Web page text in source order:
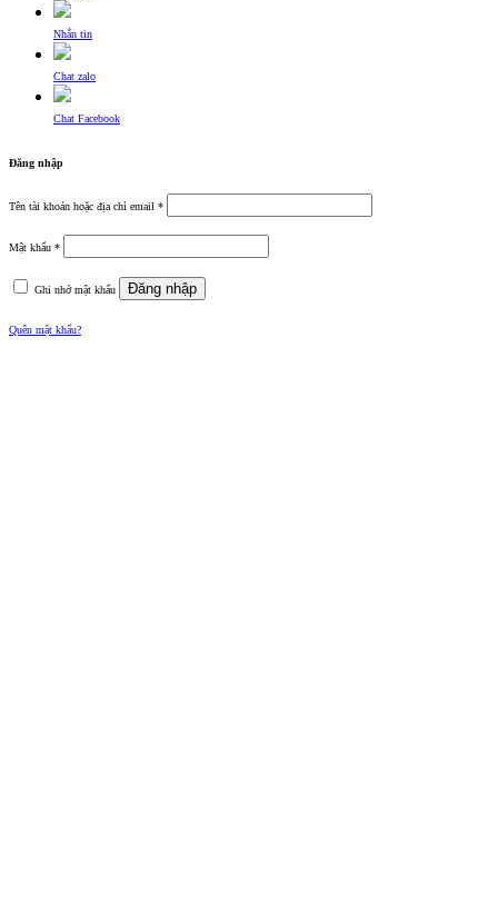
Nhắn tin
Chat zalo
Chat Facebook
Đăng nhập
Tên tài khoản hoặc địa chỉ email *
Mật khẩu *
Ghi nhớ mật khẩu Đăng nhập
Quên mật khẩu?